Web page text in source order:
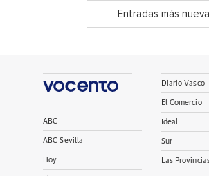
Entradas más
ABC
ABC Sevilla
Hoy
Diario Vasco
El Comercio
Ideal
Sur
Las